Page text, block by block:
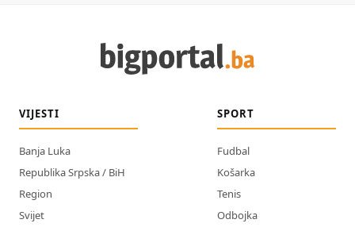
VIJESTI
Banja Luka
Republika Srpska / BiH
Region
Svijet
SPORT
Fudbal
Košarka
Tenis
Odbojka